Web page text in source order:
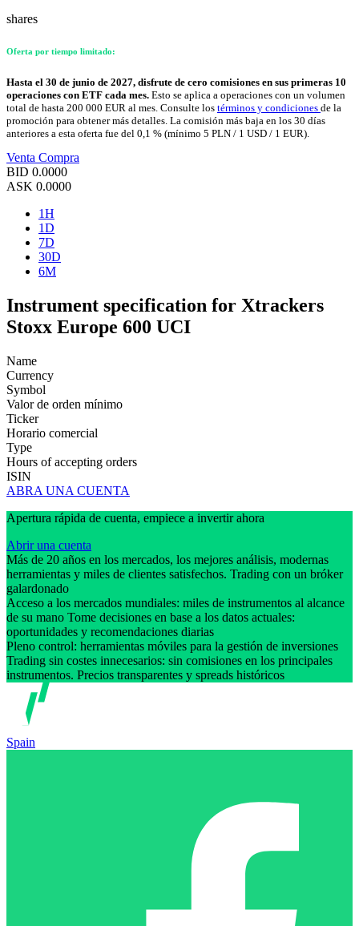
shares
Oferta por tiempo limitado:
Hasta el 30 de junio de 2027, disfrute de cero comisiones en sus primeras 10
operaciones con ETF cada mes. Esto se aplica a operaciones con un volumen
total de hasta 200 000 EUR al mes. Consulte los términos y condiciones de la
promoción para obtener más detalles. La comisión más baja en los 30 días
anteriores a esta oferta fue del 0,1 % (mínimo 5 PLN / 1 USD / 1 EUR).
Venta Compra
BID 0.0000
ASK 0.0000
1H
1D
7D
30D
6M
Instrument specification for Xtrackers
Stoxx Europe 600 UCI
Name
Currency
Symbol
Valor de orden mínimo
Ticker
Horario comercial
Type
Hours of accepting orders
ISIN
ABRA UNA CUENTA
Apertura rápida de cuenta, empiece a invertir ahora
Abrir una cuenta
Más de 20 años en los mercados, los mejores análisis, modernas
herramientas y miles de clientes satisfechos. Trading con un bróker
galardonado
Acceso a los mercados mundiales: miles de instrumentos al alcance
de su mano Tome decisiones en base a los datos actuales:
oportunidades y recomendaciones diarias
Pleno control: herramientas móviles para la gestión de inversiones
Trading sin costes innecesarios: sin comisiones en los principales
instrumentos. Precios transparentes y spreads históricos
Spain